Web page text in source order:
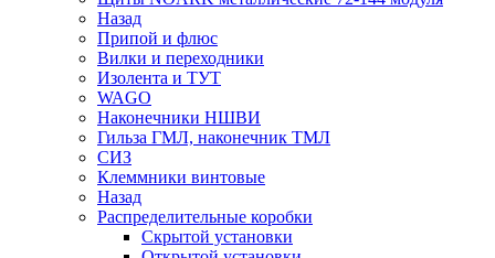
Назад
Припой и флюс
Вилки и переходники
Изолента и ТУТ
WAGO
Наконечники НШВИ
Гильза ГМЛ, наконечник ТМЛ
СИЗ
Клеммники винтовые
Назад
Распределительные коробки
Скрытой установки